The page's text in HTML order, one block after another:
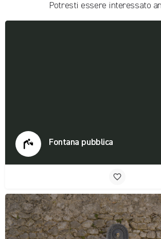
Potresti essere interessato
Fontana pubblica